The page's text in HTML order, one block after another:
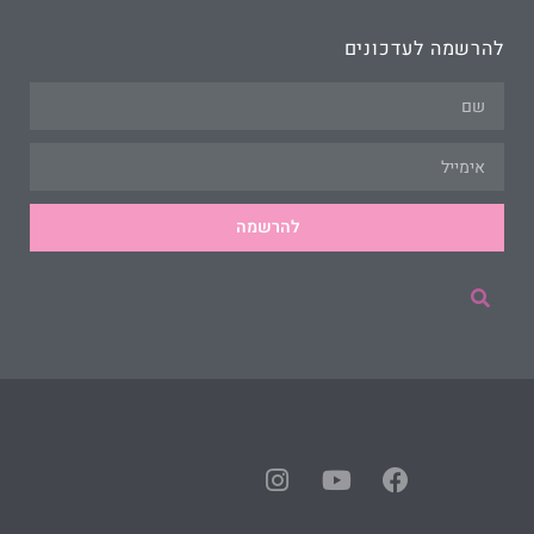
להרשמה לעדכונים
להרשמה